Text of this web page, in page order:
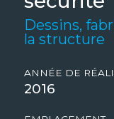
Dessins,
la structure
ANNÉE DE
2016